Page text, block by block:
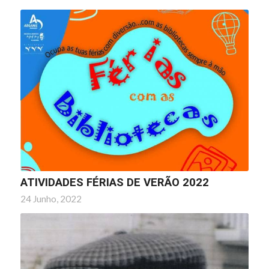
ATIVIDADES FÉRIAS DE VERÃO 2022
24 Junho, 2022